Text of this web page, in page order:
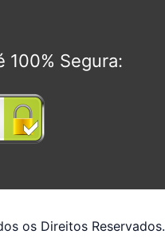
100% Segura:
os Direitos Reservados.